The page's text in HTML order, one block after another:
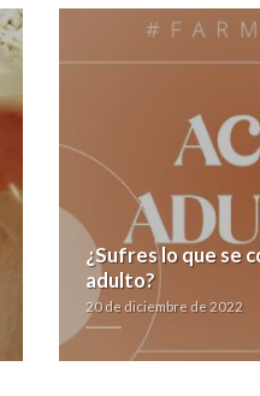
¿Sufres lo que se
adulto?
20 de diciembre de 2022